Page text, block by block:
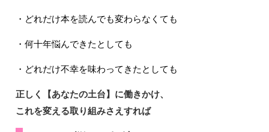
・どれだけ本を読んでも変わらなくても
・何十年悩んできたとしても
・どれだけ不幸を味わってきたとしても
正しく【あなたの土台】に働きかけ、
これを変える取り組みさえすれば